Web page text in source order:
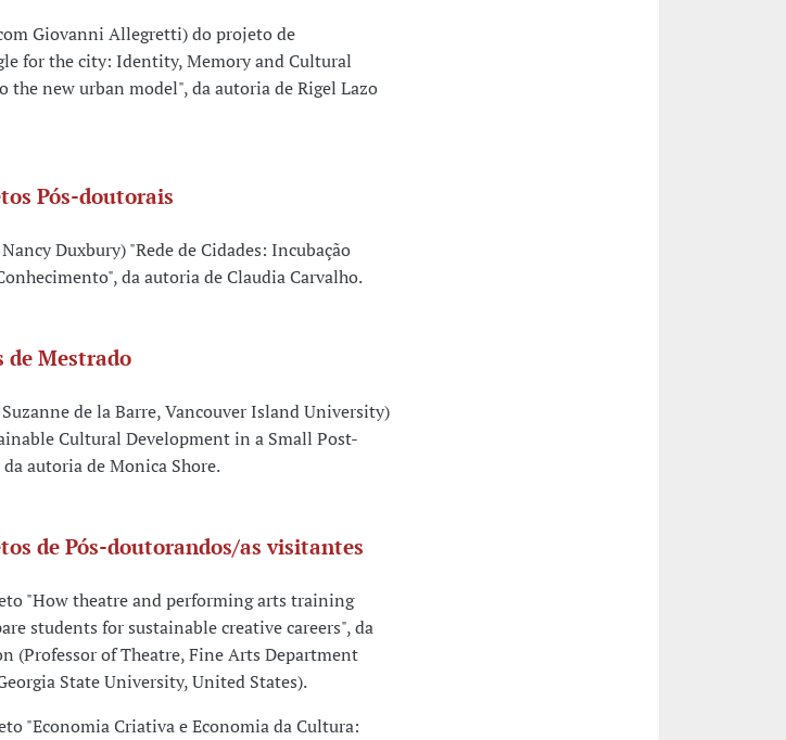
Giovanni Allegretti) do projeto de
for the city: Identity, Memory and Cultural
the new urban model", da autoria de Rigel Lazo
Pós-doutorais
Duxbury) "Rede de Cidades: Incubação
da autoria de Claudia Carvalho.
de Mestrado
de la Barre, Vancouver Island University)
Cultural Development in a Small Post-
autoria de Monica Shore.
de Pós-doutorandos/as visitantes
"How theatre and performing arts training
students for sustainable creative careers", da
(Professor of Theatre, Fine Arts Department
State University, United States).
"Economia Criativa e Economia da Cultura: